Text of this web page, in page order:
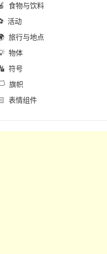
食物与饮料
活动
旅行与地点
物体
符号
旗帜
表情组件